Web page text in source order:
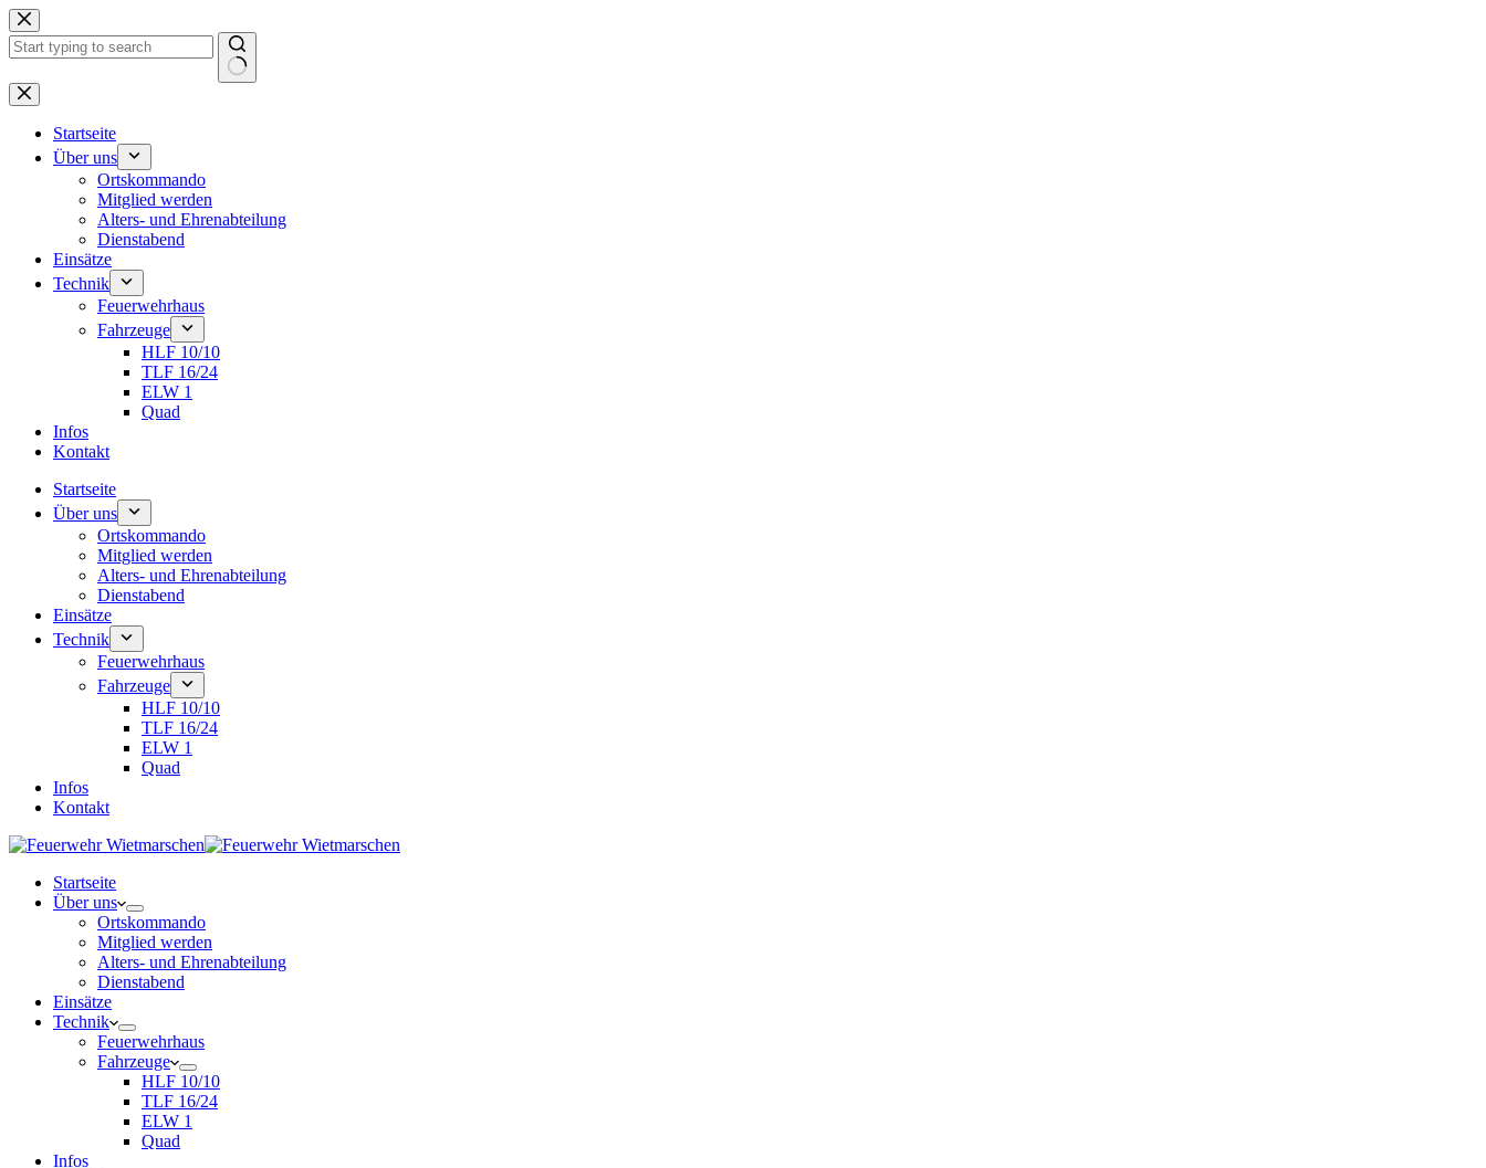
Zum
Inhalt
springen
Keine
Ergebnisse
Startseite
Über uns
Ortskommando
Mitglied werden
Alters- und Ehrenabteilung
Dienstabend
Einsätze
Technik
Feuerwehrhaus
Fahrzeuge
HLF 10/10
TLF 16/24
ELW 1
Quad
Infos
Kontakt
Startseite
Über uns
Ortskommando
Mitglied werden
Alters- und Ehrenabteilung
Dienstabend
Einsätze
Technik
Feuerwehrhaus
Fahrzeuge
HLF 10/10
TLF 16/24
ELW 1
Quad
Infos
Kontakt
Startseite
Über uns
Ortskommando
Mitglied werden
Alters- und Ehrenabteilung
Dienstabend
Einsätze
Technik
Feuerwehrhaus
Fahrzeuge
HLF 10/10
TLF 16/24
ELW 1
Quad
Infos